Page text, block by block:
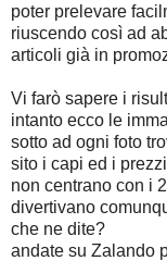
poter prelevare
riuscendo così ad
articoli già in
Vi farò sapere i
intanto ecco le
sotto ad ogni foto
sito i capi ed i
non centrano con i
divertivano
che ne dite?
andate su Zalando